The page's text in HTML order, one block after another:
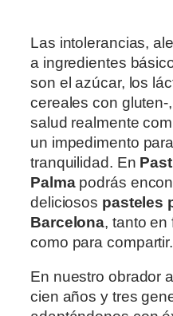
Las intolerancias,
a ingredientes
son el azúcar, los
cereales con
salud realmente
un impedimento
tranquilidad. En
Palmapodrás
deliciosos pasteles
Barcelona, tanto en
como para compartir.
En nuestro obrador
cien años y tres